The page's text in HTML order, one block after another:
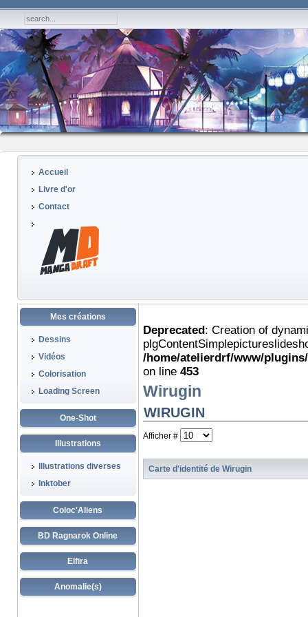
Accueil
Livre d'or
Contact
Mes créations
Dessins
Vidéos
Colorisation
Loading Screen
One-Shot
Illustrations
Illustrations diverses
Inktober
Coloc'Aliens
BD Ragnarok Online
Elfira
Anomalie(s)
Deprecated: Creation of
/home/atelierdrf/www/
on line 453
Wirugin
WIRUGIN
Afficher #
Carte d'identité de Wirugin